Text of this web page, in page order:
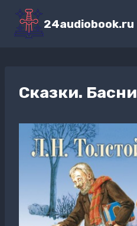
Перейти
содержимому
24audiobook.ru
Сказки. Басни